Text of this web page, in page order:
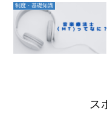
制度・基礎知識
ス